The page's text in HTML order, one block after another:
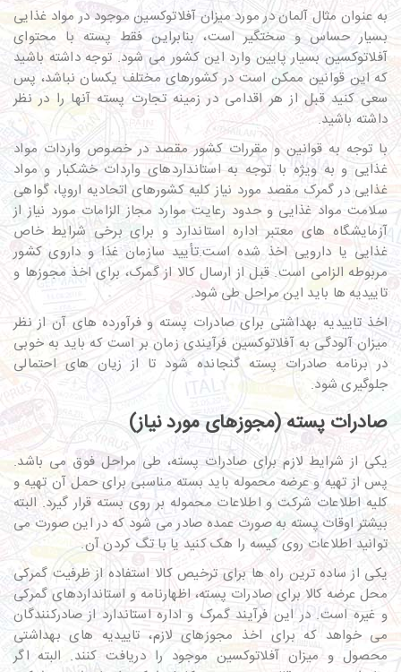
به عنوان مثال آلمان در مورد میزان آفلاتوکسین موجود در مواد غذایی
بسیار حساس و سختگیر است، بنابراین فقط پسته با محتوای
آفلاتوکسین بسیار پایین وارد این کشور می شود. توجه داشته باشید
که این قوانین ممکن است در کشورهای مختلف یکسان نباشد، پس
سعی کنید قبل از هر اقدامی در زمینه تجارت پسته آنها را در نظر
داشته باشید.
با توجه به قوانین و مقررات کشور مقصد در خصوص واردات مواد
غذایی و به ویژه با توجه به استانداردهای واردات خشکبار و مواد
غذایی در گمرک مقصد مورد نیاز کلیه کشورهای اتحادیه اروپا، گواهی
سلامت مواد غذایی و حدود رعایت موارد مجاز الزامات مورد نیاز از
آزمایشگاه های معتبر اداره استاندارد و برای برخی شرایط خاص
غذایی یا دارویی اخذ شده است.تأیید سازمان غذا و داروی کشور
مربوطه الزامی است. قبل از ارسال کالا از گمرک، برای اخذ مجوزها و
تاییدیه ها باید این مراحل طی شود.
اخذ تاییدیه بهداشتی برای صادرات پسته و فرآورده های آن از نظر
میزان آلودگی به آفلاتوکسین فرآیندی زمان بر است که باید به خوبی
در برنامه صادرات پسته گنجانده شود تا از زیان های احتمالی
جلوگیری شود.
صادرات پسته (مجوزهای مورد نیاز)
یکی از شرایط لازم برای صادرات پسته، طی مراحل فوق می باشد.
پس از تهیه و عرضه محموله باید بسته مناسبی برای حمل آن تهیه و
کلیه اطلاعات شرکت و اطلاعات محموله بر روی بسته قرار گیرد. البته
بیشتر اوقات پسته به صورت عمده صادر می شود که در این صورت می
توانید اطلاعات روی کیسه را هک کنید یا با تگ کردن آن.
یکی از ساده ترین راه ها برای ترخیص کالا استفاده از ظرفیت گمرکی
محل عرضه کالا برای صادرات پسته، اظهارنامه و استانداردهای گمرکی
و غیره است. در این فرآیند گمرک و اداره استاندارد از صادرکنندگان
می خواهد که برای اخذ مجوزهای لازم، تاییدیه های بهداشتی
محصول و میزان آفلاتوکسین موجود را دریافت کنند. البته اگر